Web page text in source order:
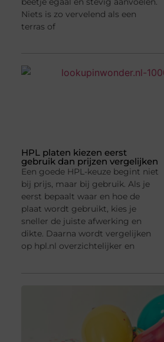
Niets is zo vervelend als een
terras of
HPL platen kiezen eerst
gebruik dan prijzen vergelijken
Een goede HPL-keuze begint niet
bij prijs, maar bij gebruik. Als je
eerst bepaalt waar en hoe de
plaat wordt gebruikt, kies je
sneller de juiste afwerking en
dikte. Daarna wordt vergelijken
op hpl.nl overzichtelijker en